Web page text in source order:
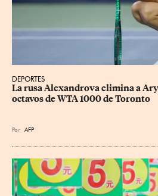
DEPORTES
La rusa Alexandrova elimina a
octavos de WTA 1000 de Toronto
Por AFP